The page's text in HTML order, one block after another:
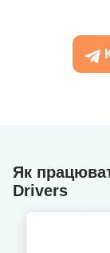
Як
Drivers